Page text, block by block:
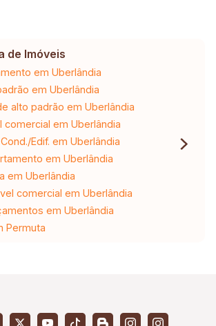
de Imóveis
em Uberlândia
em Uberlândia
alto padrão em Uberlândia
comercial em Uberlândia
Edif. em Uberlândia
em Uberlândia
em Uberlândia
comercial em Uberlândia
em Uberlândia
Permuta